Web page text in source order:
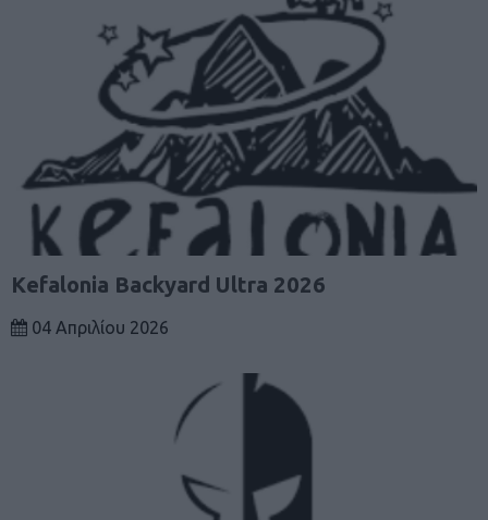
Κefalonia Backyard Ultra 2026
04 Απριλίου 2026